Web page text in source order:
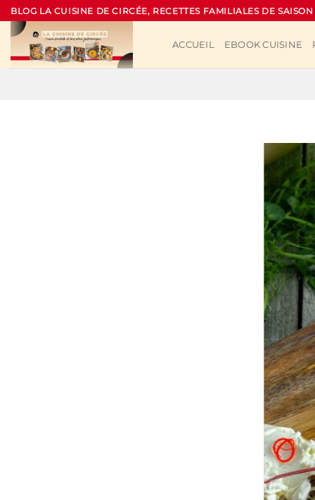
Passer
au
contenu
BLOG LA CUISINE DE CIRCÉE, RECETTES FAMILIALES DE SAISON
ACCUEIL EBOOK CUISINE